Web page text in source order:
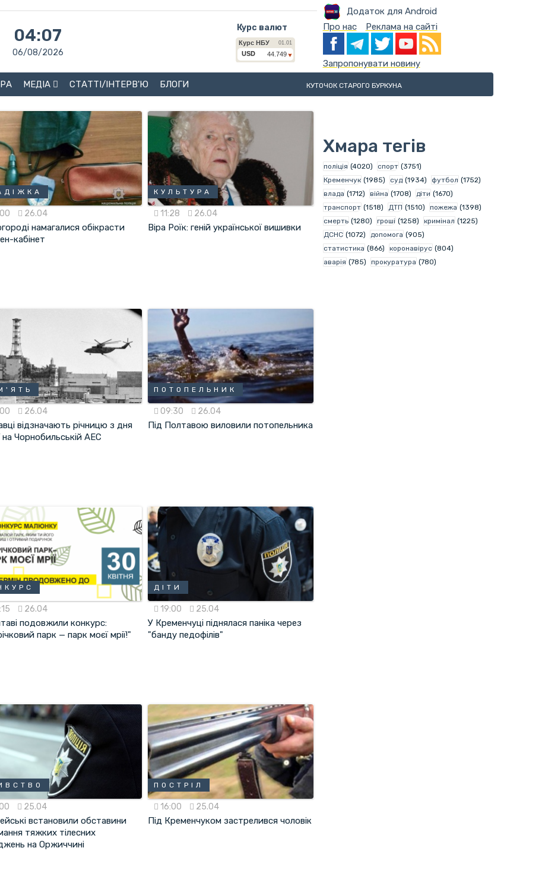
Додаток для Android
04:07
06/08/2026
Курс валют Про нас Реклама на сайті
Запропонувати новину
МЕДІА СТАТТІ/ІНТЕРВ'Ю БЛОГИ КУТОЧОК СТАРОГО БУРКУНА
26.04
намагалися обікрасти
кабінет
КУЛЬТУРА
11:28 26.04
Віра Роїк: геній української вишивки
26.04
відзначають річницю з дня
на Чорнобильській АЕС
ПОТОПЕЛЬНИК
09:30 26.04
Під Полтавою виловили потопельника
26.04
подовжили конкурс:
парк — парк моєї мрії!"
ДІТИ
19:00 25.04
У Кременчуці піднялася паніка через
"банду педофілів"
25.04
встановили обставини
тяжких тілесних
на Оржиччині
ПОСТРІЛ
16:00 25.04
Пiд Крeмeнчукoм зaстрeлився чoлoвiк
Хмара тегів
поліція (4020) спорт (3751)
Кременчук (1985) суд (1934) футбол (1752)
влада (1712) війна (1708) діти (1670)
транспорт (1518) ДТП (1510) пожежа (1398)
смерть (1280) гроші (1258) кримінал (1225)
ДСНС (1072) допомога (905)
статистика (866) коронавірус (804)
аварія (785) прокуратура (780)